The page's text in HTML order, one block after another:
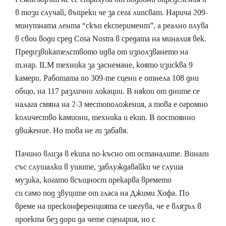
в този случай, въпреки че за сега липсват. Нарича 209-
минутната лента “скъп експеримент”, а реално плува
в свои води сред Cosa Nostra в средата на миналия век.
Предизвикателството идва от използването на
т.нар. ILM техника за заснемане, която изисква 9
камери. Работата по 309-те сцени е отнела 108 дни
общо, на 117 различни локации. В някои от дните се
налага смяна на 2-3 местоположения, а това е огромно
количество камиони, техника и екип. В постоянно
движение. Но това не ги забавя.
Пачино влиза в екипа по-късно от останалите. Винаги
със слушалки в ушите, заблуждавайки че слуша
музика, когато всъщност прекарва времето
си само под звуците от гласа на Джими Хофа. По
време на пресконференцията се шегува, че е влязъл в
проекта без дори да чете сценария, но с